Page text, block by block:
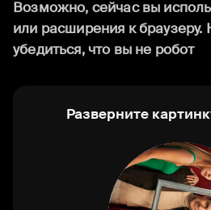
Возможно, сейчас вы
или расширения к
убедиться, что вы не робот
Разверните